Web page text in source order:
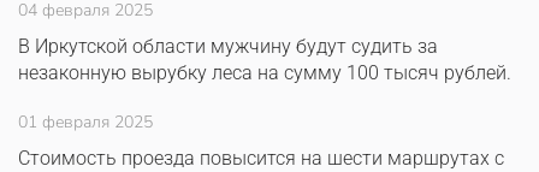
04 февраля 2025
В Иркутской области мужчину будут судить за
незаконную вырубку леса на сумму 100 тысяч рублей.
01 февраля 2025
Стоимость проезда повысится на шести маршрутах с